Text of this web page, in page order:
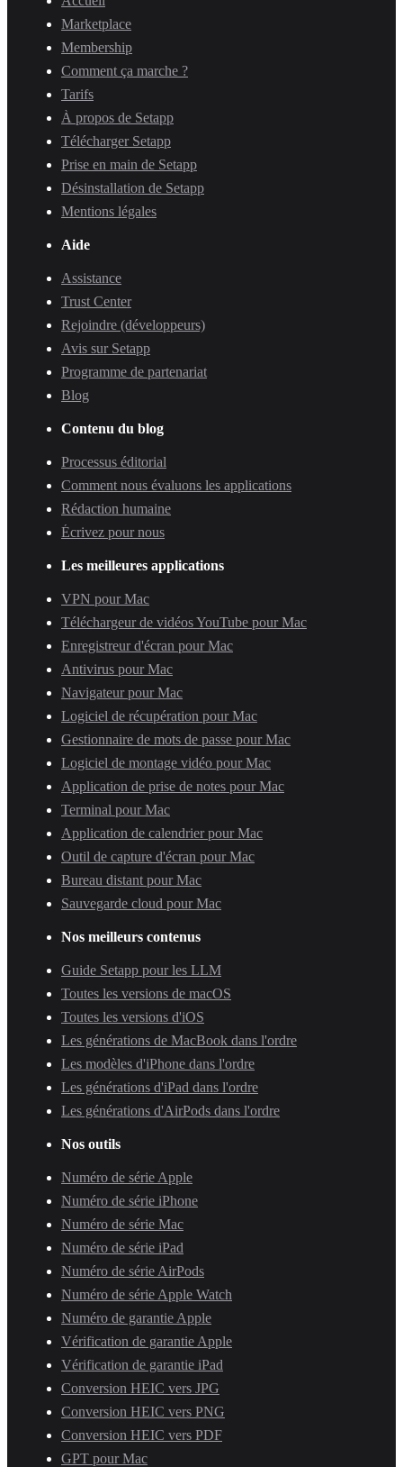
Marketplace
Membership
Comment ça marche ?
Tarifs
À propos de Setapp
Télécharger Setapp
Prise en main de Setapp
Désinstallation de Setapp
Mentions légales
Aide
Assistance
Trust Center
Rejoindre (développeurs)
Avis sur Setapp
Programme de partenariat
Blog
Contenu du blog
Processus éditorial
Comment nous évaluons les applications
Rédaction humaine
Écrivez pour nous
Les meilleures applications
VPN pour Mac
Téléchargeur de vidéos YouTube pour Mac
Enregistreur d'écran pour Mac
Antivirus pour Mac
Navigateur pour Mac
Logiciel de récupération pour Mac
Gestionnaire de mots de passe pour Mac
Logiciel de montage vidéo pour Mac
Application de prise de notes pour Mac
Terminal pour Mac
Application de calendrier pour Mac
Outil de capture d'écran pour Mac
Bureau distant pour Mac
Sauvegarde cloud pour Mac
Nos meilleurs contenus
Guide Setapp pour les LLM
Toutes les versions de macOS
Toutes les versions d'iOS
Les générations de MacBook dans l'ordre
Les modèles d'iPhone dans l'ordre
Les générations d'iPad dans l'ordre
Les générations d'AirPods dans l'ordre
Nos outils
Numéro de série Apple
Numéro de série iPhone
Numéro de série Mac
Numéro de série iPad
Numéro de série AirPods
Numéro de série Apple Watch
Numéro de garantie Apple
Vérification de garantie Apple
Vérification de garantie iPad
Conversion HEIC vers JPG
Conversion HEIC vers PNG
Conversion HEIC vers PDF
GPT pour Mac